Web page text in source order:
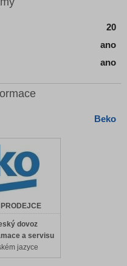
20
ano
ano
Beko
dovoz
a servisu
jazyce